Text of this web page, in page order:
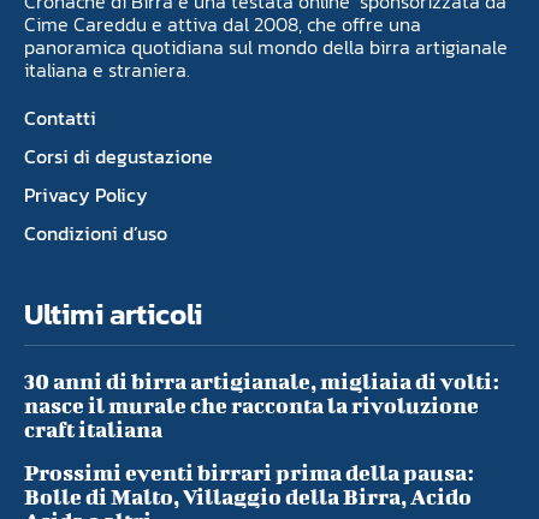
Cime Careddu e attiva dal 2008, che offre una
panoramica quotidiana sul mondo della birra artigianale
italiana e straniera.
Contatti
Corsi di degustazione
Privacy Policy
Condizioni d’uso
Ultimi articoli
30 anni di birra artigianale, migliaia di volti:
nasce il murale che racconta la rivoluzione
craft italiana
Prossimi eventi birrari prima della pausa:
Bolle di Malto, Villaggio della Birra, Acido